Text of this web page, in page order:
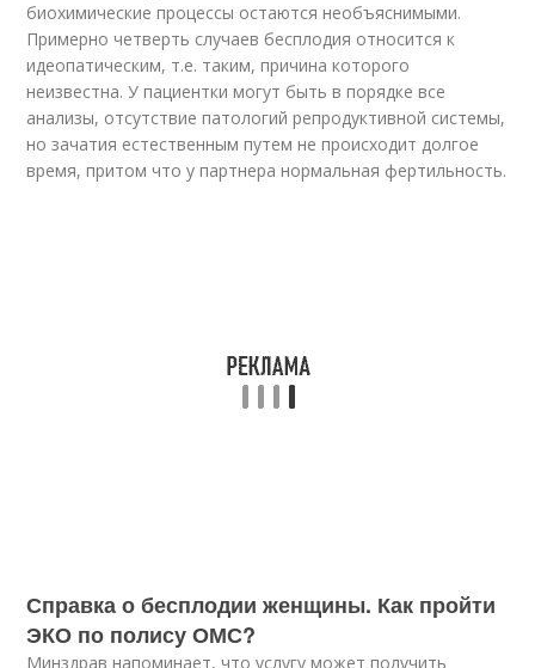
биохимические процессы остаются необъяснимыми.
Примерно четверть случаев бесплодия относится к
идеопатическим, т.е. таким, причина которого
неизвестна. У пациентки могут быть в порядке все
анализы, отсутствие патологий репродуктивной системы,
но зачатия естественным путем не происходит долгое
время, притом что у партнера нормальная фертильность.
Справка о бесплодии женщины. Как пройти
ЭКО по полису ОМС?
Минздрав напоминает, что услугу может получить